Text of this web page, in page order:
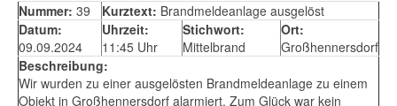
Nummer: 39 Kurztext: Brandmeldeanlage ausgelöst
Datum:
09.09.2024
Uhrzeit:
11:45 Uhr
Stichwort:
Mittelbrand
Ort:
Großhennersdorf
Beschreibung:
Wir wurden zu einer ausgelösten Brandmeldeanlage zu einem
Objekt in Großhennersdorf alarmiert. Zum Glück war kein